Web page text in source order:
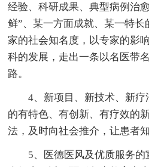
经验、科研成果、典型病例治
鲜”、某一方面成就、某一特
家的社会知名度，以专家的影
科的发展，走出一条以名医带
路。
4、新项目、新技术、新疗
的有特色、有创新、有疗效的
法，及时向社会推介，让患者
5、医德医风及优质服务的